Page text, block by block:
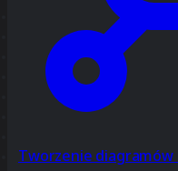
Tworzenie diagramów